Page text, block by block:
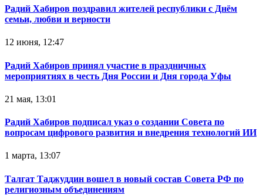
Радий Хабиров поздравил жителей республики с Днём
семьи, любви и верности
12 июня, 12:47
Радий Хабиров принял участие в праздничных
мероприятиях в честь Дня России и Дня города Уфы
21 мая, 13:01
Радий Хабиров подписал указ о создании Совета по
вопросам цифрового развития и внедрения технологий ИИ
1 марта, 13:07
Талгат Таджуддин вошел в новый состав Совета РФ по
религиозным объединениям